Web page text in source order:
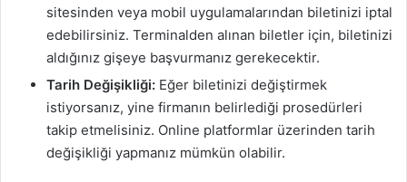
sitesinden veya mobil uygulamalarından biletinizi iptal
edebilirsiniz. Terminalden alınan biletler için, biletinizi
aldığınız gişeye başvurmanız gerekecektir.
Tarih Değişikliği: Eğer biletinizi değiştirmek
istiyorsanız, yine firmanın belirlediği prosedürleri
takip etmelisiniz. Online platformlar üzerinden tarih
değişikliği yapmanız mümkün olabilir.